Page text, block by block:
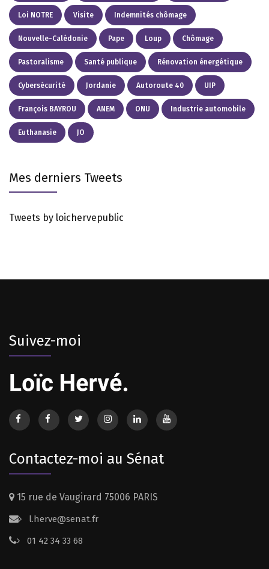
Loi NOTRE Visite Indemnités chômage
Nouvelle-Calédonie Pape Loup Chômage
Pastoralisme Santé publique Rénovation énergétique
Cybersécurité Jordanie Autoroute 40 UIP
François BAYROU ANEM ONU Industrie automobile
Euthanasie JO
Mes derniers Tweets
Tweets by loichervepublic
Suivez-moi
Contactez-moi au Sénat
15 rue de Vaugirard 75006 PARIS
l.herve@senat.fr
01 42 34 33 68